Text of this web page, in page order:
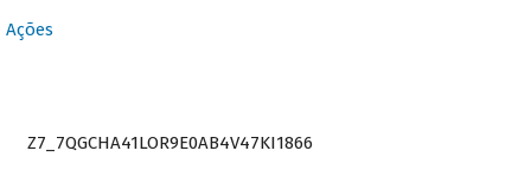
Ações
Z7_7QGCHA41LOR9E0AB4V47KI1866